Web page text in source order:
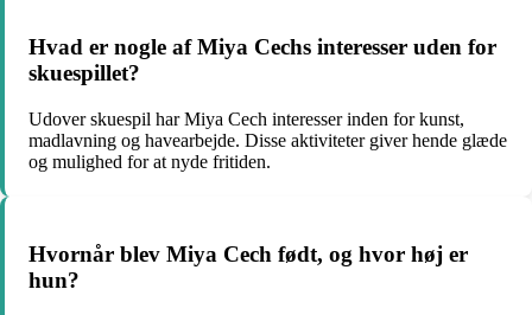
Hvad er nogle af Miya Cechs interesser uden for
skuespillet?
Udover skuespil har Miya Cech interesser inden for kunst,
madlavning og havearbejde. Disse aktiviteter giver hende glæde
og mulighed for at nyde fritiden.
Hvornår blev Miya Cech født, og hvor høj er
hun?